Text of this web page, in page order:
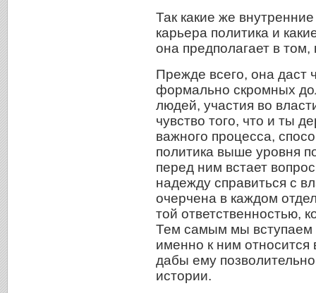
Так какие же
карьера политика и
она предполагает в том,
Прежде всего, она даст
формально скромных
людей, участия во
чувство того, что и ты
важного процесса,
политика выше уровня
перед ним встает
надежду справиться с
очерчена в каждом
той ответственностью,
Тем самым мы вступаем
именно к ним относится
дабы ему
истории.